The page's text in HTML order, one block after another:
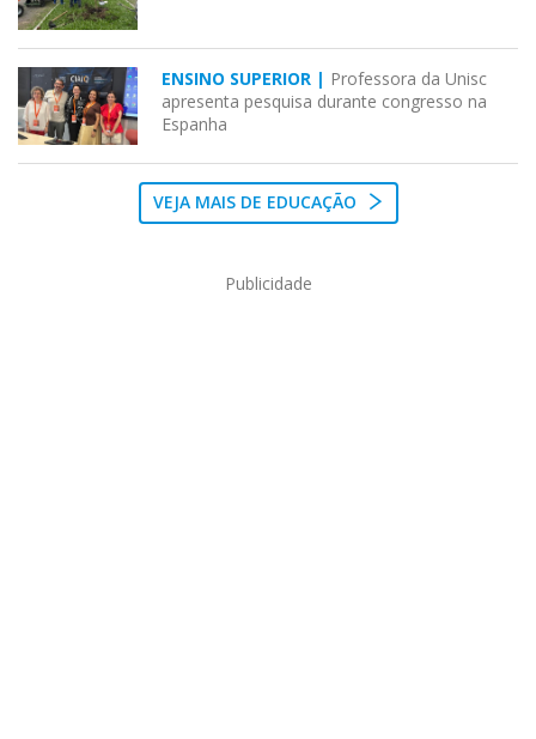
ENSINO SUPERIOR | Professora da Unisc
apresenta pesquisa durante congresso na
Espanha
VEJA MAIS DE EDUCAÇÃO
Publicidade